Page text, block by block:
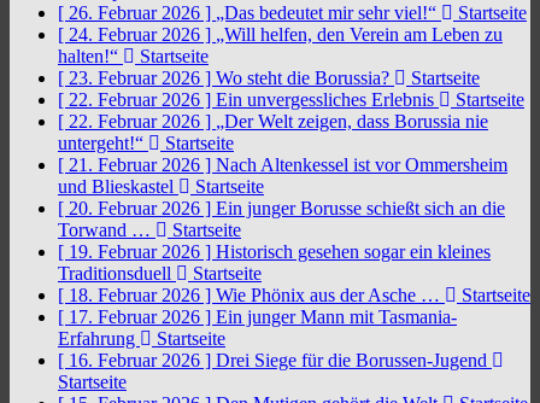
[ 26. Februar 2026 ] „Das bedeutet mir sehr viel!“
Startseite
[ 24. Februar 2026 ] „Will helfen, den Verein am Leben zu
halten!“
Startseite
[ 23. Februar 2026 ] Wo steht die Borussia?
Startseite
[ 22. Februar 2026 ] Ein unvergessliches Erlebnis
Startseite
[ 22. Februar 2026 ] „Der Welt zeigen, dass Borussia nie
untergeht!“
Startseite
[ 21. Februar 2026 ] Nach Altenkessel ist vor Ommersheim
und Blieskastel
Startseite
[ 20. Februar 2026 ] Ein junger Borusse schießt sich an die
Torwand …
Startseite
[ 19. Februar 2026 ] Historisch gesehen sogar ein kleines
Traditionsduell
Startseite
[ 18. Februar 2026 ] Wie Phönix aus der Asche …
Startseite
[ 17. Februar 2026 ] Ein junger Mann mit Tasmania-
Erfahrung
Startseite
[ 16. Februar 2026 ] Drei Siege für die Borussen-Jugend
Startseite